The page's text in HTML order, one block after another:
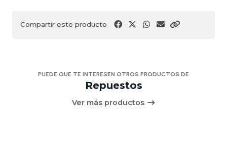
Compartir este producto
PUEDE QUE TE INTERESEN OTROS PRODUCTOS DE
Repuestos
Ver más productos